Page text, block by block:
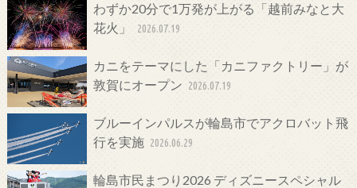
わずか20分で1万発が上がる「越前みなと大
花火」
2026.07.19
カニをテーマにした「カニファクトリー」が
敦賀にオープン 2026.07.19
ブルーインパルスが輪島市でアクロバット飛
行を実施 2026.06.29
輪島市民まつり2026 ディズニースペシャル